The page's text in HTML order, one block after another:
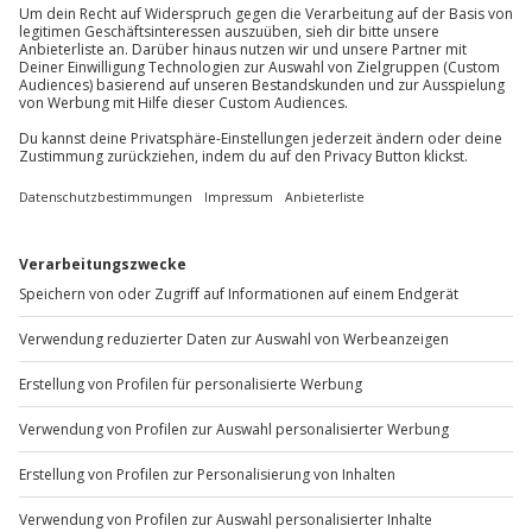
Mo-Fr: 8-20 Uhr | Sa: 10-16 Uhr
Du möchtest als Firma bestellen?
Sichere Dir attraktive Firmenkunden Vorteile.
+49 89 / 60 60 89 700
b2b@jochen-schweizer.de
www.b2b.jochen-schweizer.de/
Artikelnummer:61115
Andere Produkte entdecken